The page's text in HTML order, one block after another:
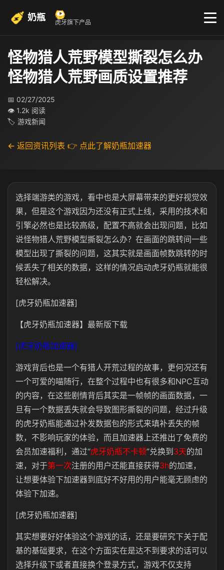
奶瓶 虎牙旗下产品
怪物猎人荒野模型撕裂怎么办
怪物猎人荒野画质设置推荐
📅 02/27/2025
👁 1.2k 阅读
🏷 游戏新闻
← 返回资讯列表 👉 点此了解奶瓶加速器
选择端游类的游戏，看中也是大屏幕带来的更好视觉效
果，但是这个游戏因为还没有正式上线，采用的技术和
引擎必然也是比较高级，配置不高就会出现问题，比如
说怪物猎人荒野模型撕裂怎么办？在画面的跳转间一些
模型出现了撕裂的问题，这其实就是画面帧数跳转的时
候丢失了相关的数据，这样的情况启动虎牙奶瓶就能很
轻松解决。
[虎牙奶瓶加速器]
【虎牙奶瓶加速器】最新版下载
[虎牙奶瓶加速器]
游戏背后也是一个有猎人开荒过程的故事，更何况还有
一个可爱的喵随行，在整个过程中也有很多和NPC互动
的内容，在这些剧情背后其实是一帧帧的画面数据，一
旦有一个数据丢失就会导致图形撕裂的问题，经过升级
的虎牙奶瓶能通过补发数据包的形式来填补丢失的帧
数，不影响玩家的体验，而且加速器上还推出了免费的
会员加速福利，通过“虎牙奶瓶不卡顿”兑换到 3天的加
速，对于第一次注册的用户还能直接获得3h的加速，
让想要体验下加速器到底好不好用的用户能毫无顾虑的
体验下加速。
[虎牙奶瓶加速器]
其实想要好好体验这个游戏的话，还是要研究下关于配
基的基础要求，在这个方面实在是达不到要求的话可以
选择升级下或者直接换个登录方式，游戏不仅支持